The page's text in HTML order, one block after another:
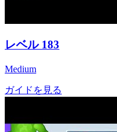
レベル 183
Medium
ガイドを見る